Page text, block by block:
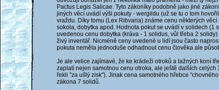
Pactus Legis Salicae. Tyto zákoníky podobně jako jiné
jiných věcí uvádí výši pokuty - wergildu (už se tu o tom
vraždu. Díky tomu (Lex Ribvaria) známe cenu některých
sokola, dobytka apod. Hodnota pokut se uvádí v solidech (1
uvedenou cenu dobytka (kráva - 1 solidus, vůl třeba 2
živý inventář. Nicméně ceny uvedené u lidí jsou často
pokuta neměla jednoduše odhadnout cenu člověka ale
Je ale velice zajímavé, že ke krádeži otroků a tažných koní
zaplatí nejen samotnou cenu otroka, ale ještě dalších
řekli "za ušlý zisk"). Jinak cena samotného hřebce
zákona 7 solidů.